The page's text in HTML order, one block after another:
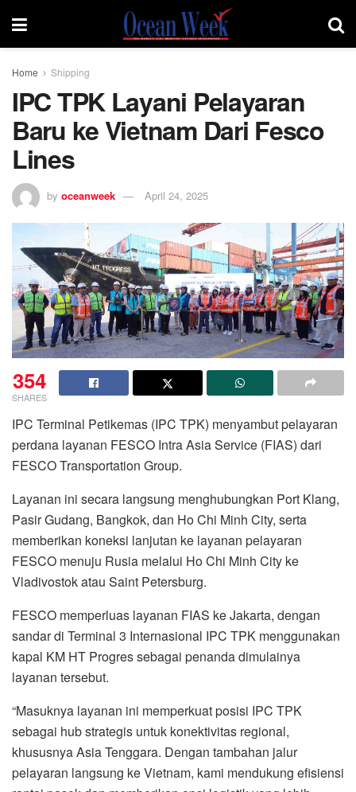
Home Shipping
IPC TPK Layani Pelayaran
Baru ke Vietnam Dari Fesco
Lines
by oceanweek April 24, 2025
354
SHARES
IPC Terminal Petikemas (IPC TPK) menyambut pelayaran
perdana layanan FESCO Intra Asia Service (FIAS) dari
FESCO Transportation Group.
Layanan ini secara langsung menghubungkan Port Klang,
Pasir Gudang, Bangkok, dan Ho Chi Minh City, serta
memberikan koneksi lanjutan ke layanan pelayaran
FESCO menuju Rusia melalui Ho Chi Minh City ke
Vladivostok atau Saint Petersburg.
FESCO memperluas layanan FIAS ke Jakarta, dengan
sandar di Terminal 3 Internasional IPC TPK menggunakan
kapal KM HT Progres sebagai penanda dimulainya
layanan tersebut.
“Masuknya layanan ini memperkuat posisi IPC TPK
sebagai hub strategis untuk konektivitas regional,
khususnya Asia Tenggara. Dengan tambahan jalur
pelayaran langsung ke Vietnam, kami mendukung efisiensi